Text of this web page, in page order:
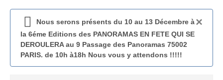
×
Nous serons présents du 10 au 13 Décembre à
la 6éme Editions des PANORAMAS EN FETE QUI SE
DEROULERA au 9 Passage des Panoramas 75002
PARIS. de 10h à18h Nous vous y attendons !!!!!